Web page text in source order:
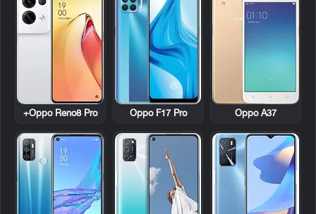
Oppo A37
Oppo F17 Pro
Oppo Reno8 Pro+